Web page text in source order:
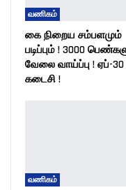
வணிகம்
கை நிறைய சம்பளமும்
படிப்பும் ! 3000
வேலை வாய்ப்பு ! ஏப்-30
கடைசி !
வணிகம்